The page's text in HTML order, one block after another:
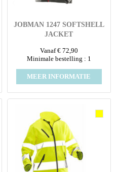
JOBMAN 1247 SOFTSHELL
JACKET
Vanaf € 72,90
Minimale bestelling : 1
MEER INFORMATIE